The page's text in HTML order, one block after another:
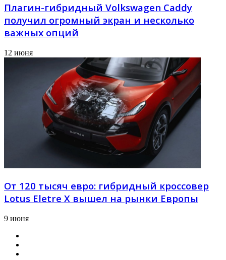
Плагин-гибридный Volkswagen Caddy
получил огромный экран и несколько
важных опций
12 июня
От 120 тысяч евро: гибридный кроссовер
Lotus Eletre X вышел на рынки Европы
9 июня